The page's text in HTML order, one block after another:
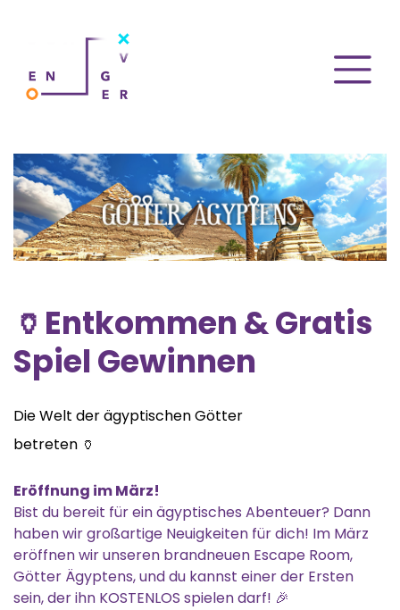
🏺Entkommen & Gratis
Spiel Gewinnen
Die Welt der ägyptischen Götter
betreten 🏺
Eröffnung im März!
Bist du bereit für ein ägyptisches Abenteuer? Dann
haben wir großartige Neuigkeiten für dich! Im März
eröffnen wir unseren brandneuen Escape Room,
Götter Ägyptens, und du kannst einer der Ersten
sein, der ihn KOSTENLOS spielen darf! 🎉